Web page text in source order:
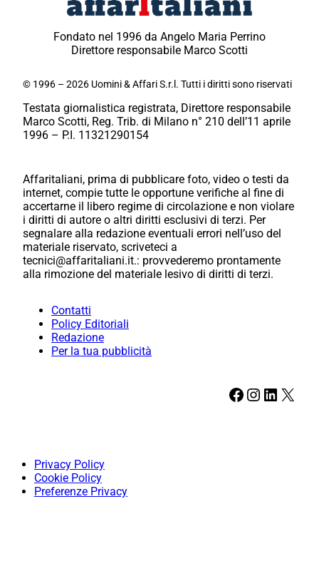
Fondato nel 1996 da Angelo Maria Perrino
Direttore responsabile Marco Scotti
© 1996 – 2026 Uomini & Affari S.r.l. Tutti i diritti sono riservati
Testata giornalistica registrata, Direttore responsabile
Marco Scotti, Reg. Trib. di Milano n° 210 dell’11 aprile
1996 – P.I. 11321290154
Affaritaliani, prima di pubblicare foto, video o testi da
internet, compie tutte le opportune verifiche al fine di
accertarne il libero regime di circolazione e non violare
i diritti di autore o altri diritti esclusivi di terzi. Per
segnalare alla redazione eventuali errori nell’uso del
materiale riservato, scriveteci a
tecnici@affaritaliani.it.: provvederemo prontamente
alla rimozione del materiale lesivo di diritti di terzi.
Contatti
Policy Editoriali
Redazione
Per la tua pubblicità
Facebook Instagram LinkedIn X
Privacy Policy
Cookie Policy
Preferenze Privacy